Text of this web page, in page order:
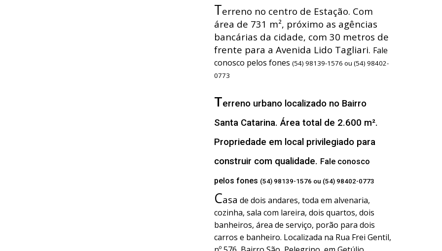
Terreno no centro de Estação. Com
área de 731 m², próximo as agências
bancárias da cidade, com 30 metros de
frente para a Avenida Lido Tagliari. Fale
conosco pelos fones (54) 98139-1576 ou (54) 98402-
0773
Terreno urbano localizado no Bairro
Santa Catarina. Área total de 2.600 m².
Propriedade em local privilegiado para
construir com qualidade. Fale conosco
pelos fones (54) 98139-1576 ou (54) 98402-0773
Casa de dois andares, toda em alvenaria,
cozinha, sala com lareira, dois quartos, dois
banheiros, área de serviço, porão para dois
carros e banheiro. Localizada na Rua Frei Gentil,